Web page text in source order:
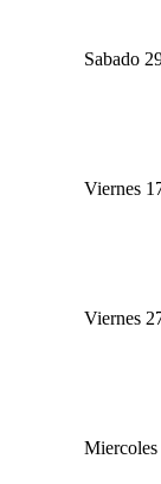
Sabado
Viernes
Viernes